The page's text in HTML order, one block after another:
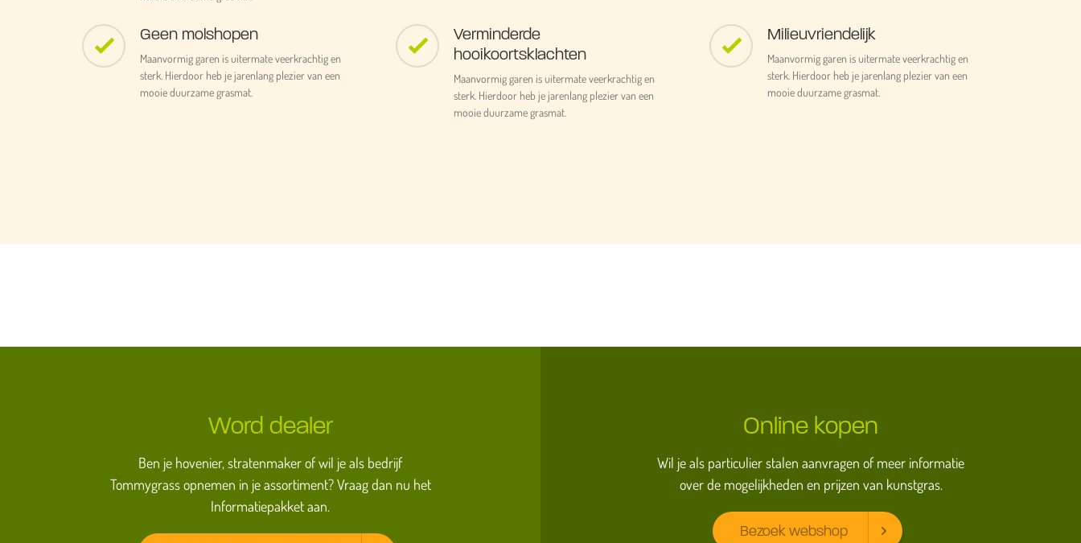
Geen molshopen
Maanvormig garen is uitermate veerkrachtig en
sterk. Hierdoor heb je jarenlang plezier van een
mooie duurzame grasmat.
Verminderde
hooikoortsklachten
Maanvormig garen is uitermate veerkrachtig en
sterk. Hierdoor heb je jarenlang plezier van een
mooie duurzame grasmat.
Milieuvriendelijk
Maanvormig garen is uitermate veerkrachtig en
sterk. Hierdoor heb je jarenlang plezier van een
mooie duurzame grasmat.
Word dealer
Ben je hovenier, stratenmaker of wil je als bedrijf
Tommygrass opnemen in je assortiment? Vraag dan nu het
Informatiepakket aan.
Online kopen
Wil je als particulier stalen aanvragen of meer informatie
over de mogelijkheden en prijzen van kunstgras.
Bezoek webshop